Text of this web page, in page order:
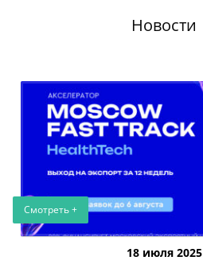
Новости
Смотреть +
18 июля 2025